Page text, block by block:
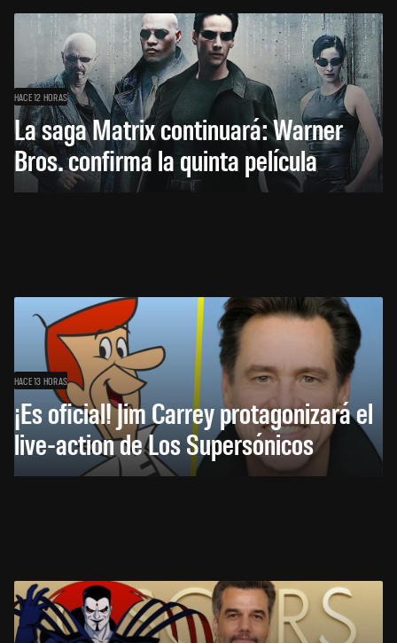
HACE 12 HORAS
La saga Matrix continuará: Warner
Bros. confirma la quinta película
HACE 13 HORAS
¡Es oficial! Jim Carrey protagonizará el
live-action de Los Supersónicos